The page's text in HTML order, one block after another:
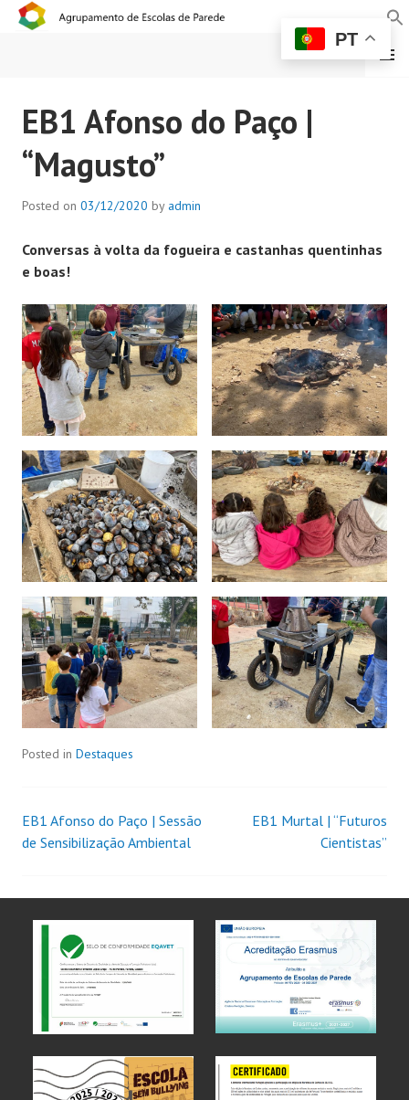
AGRUPAMENTO DE
ESCOLAS DE PAREDE
MENU
EB1 Afonso do Paço |
“Magusto”
Posted on 03/12/2020 by admin
Conversas à volta da fogueira e castanhas quentinhas
e boas!
Posted in Destaques
EB1 Afonso do Paço | Sessão
de Sensibilização Ambiental
EB1 Murtal | “Futuros
Cientistas”
PT